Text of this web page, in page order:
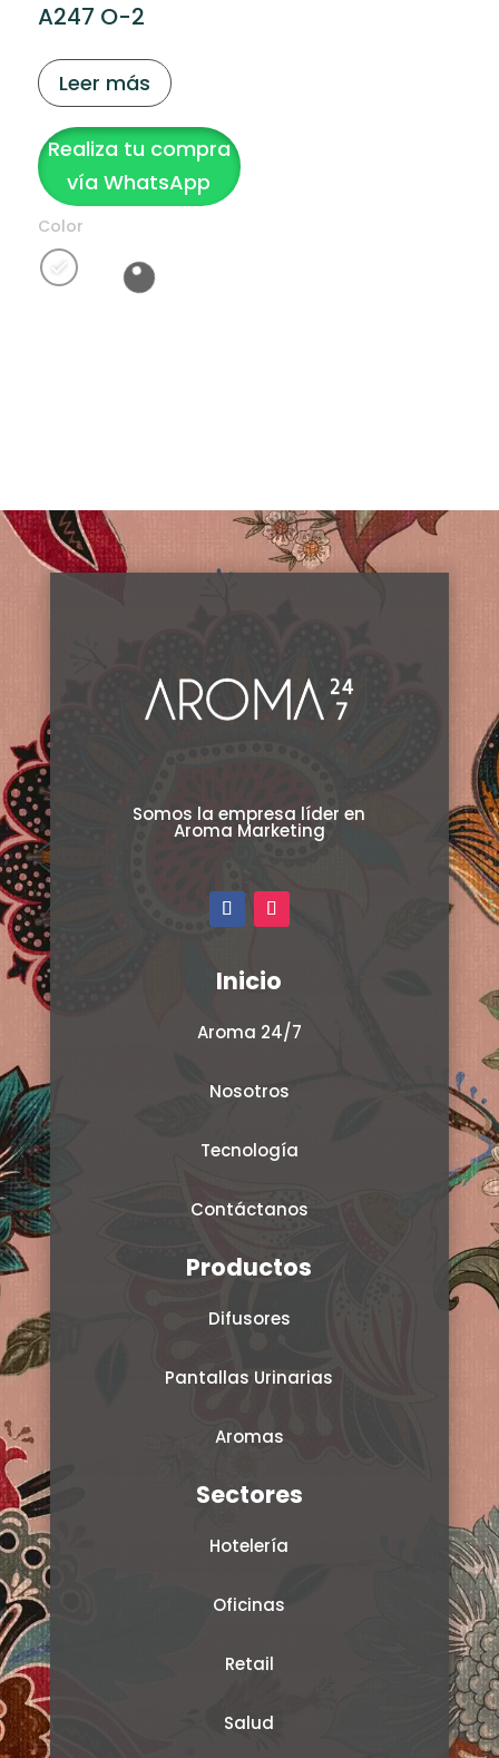
A247 O-2
Leer más
Realiza tu compra
vía WhatsApp
Color
Somos la empresa líder en
Aroma Marketing
Inicio
Aroma 24/7
Nosotros
Tecnología
Contáctanos
Productos
Difusores
Pantallas Urinarias
Aromas
Sectores
Hotelería
Oficinas
Retail
Salud